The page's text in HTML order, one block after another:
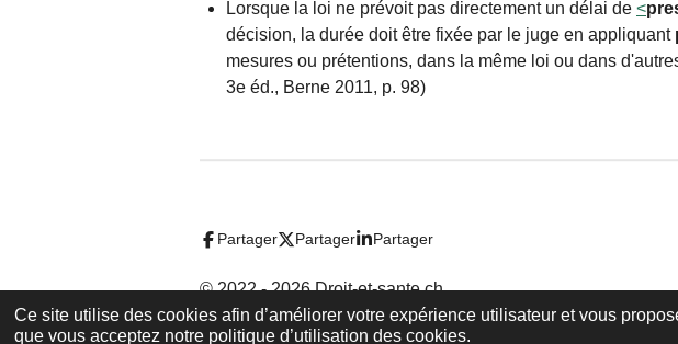
Ce site utilise des cookies afin d’améliorer votre expérience utilisateur et vous
que vous acceptez notre politique d’utilisation des cookies.
Lorsque la loi ne prévoit pas directement un délai de <
décision, la durée doit être fixée par le juge en appliquant
mesures ou prétentions, dans la même loi ou dans
3e éd., Berne 2011, p. 98)
Partager Partager Partager
© 2022 - 2026 Droit-et-sante.ch